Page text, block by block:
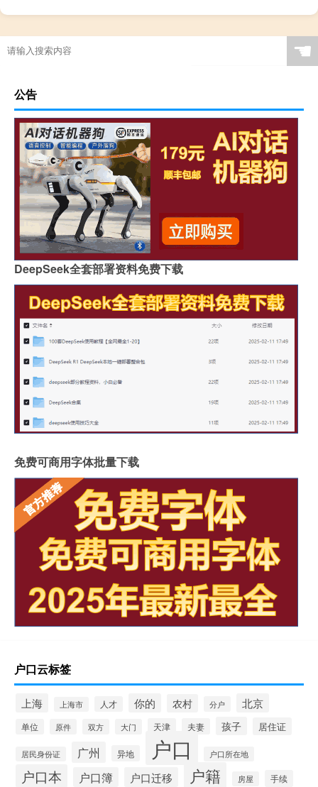
☚
公告
DeepSeek全套部署资料免费下载
免费可商用字体批量下载
户口云标签
上海 上海市 人才 你的 农村 分户 北京
单位 原件 双方 大门 天津 夫妻 孩子 居住证
居民身份证 广州 异地 户口 户口所在地
户口本 户口簿 户口迁移 户籍 房屋 手续